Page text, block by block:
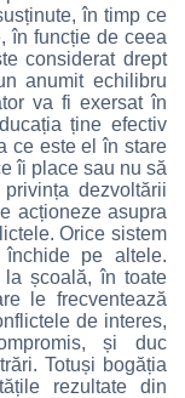
în timp ce
în funcție de ceea
considerat drept
anumit echilibru
va fi exersat în
ține efectiv
ce este el în stare
îi place sau nu să
dezvoltării
acționeze asupra
Orice sistem
pe altele.
la școală, în toate
le frecventează
de interes,
și duc
Totuși bogăția
rezultate din